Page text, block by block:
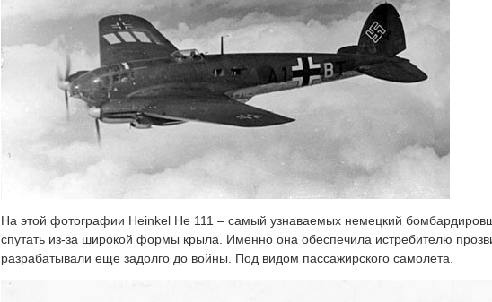
На этой фотографии Heinkel He 111 – самый узнаваемых немецкий
спутать из-за широкой формы крыла. Именно она обеспечила истребителю
разрабатывали еще задолго до войны. Под видом пассажирского самолета.